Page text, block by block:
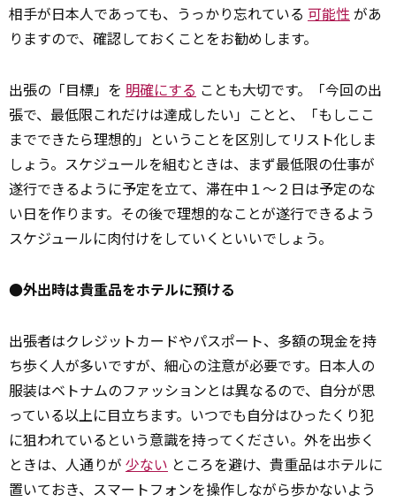
相手が日本人であっても、うっかり忘れている 可能性があ
りますので、確認しておくことをお勧めします。
出張の「目標」を 明確にする ことも大切です。「今回の出
張で、最低限これだけは達成したい」ことと、「もしここ
までできたら理想的」ということを区別してリスト化しま
しょう。スケジュールを組むときは、まず最低限の仕事が
遂行できるように予定を立て、滞在中１～２日は予定のな
い日を作ります。その後で理想的なことが遂行できるよう
スケジュールに肉付けをしていくといいでしょう。
●外出時は貴重品をホテルに預ける
出張者はクレジットカードやパスポート、多額の現金を持
ち歩く人が多いですが、細心の注意が必要です。日本人の
服装はベトナムのファッションとは異なるので、自分が思
っている以上に目立ちます。いつでも自分はひったくり犯
に狙われているという意識を持ってください。外を出歩く
ときは、人通りが 少ない ところを避け、貴重品はホテルに
置いておき、スマートフォンを操作しながら歩かないよう